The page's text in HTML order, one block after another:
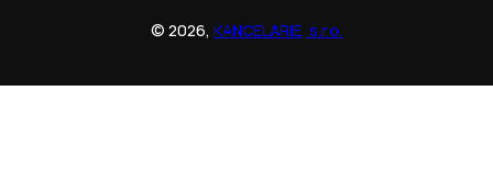
© 2026, KANCELARIE, s.r.o.